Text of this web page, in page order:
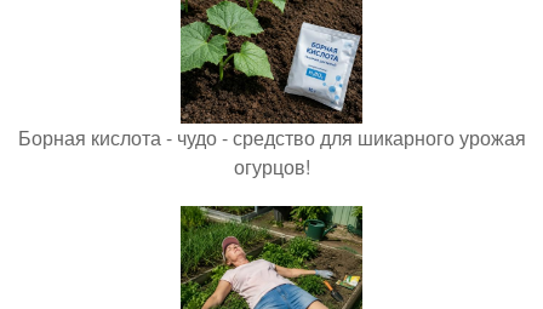
Борная кислота - чудо - средство для шикарного урожая
огурцов!